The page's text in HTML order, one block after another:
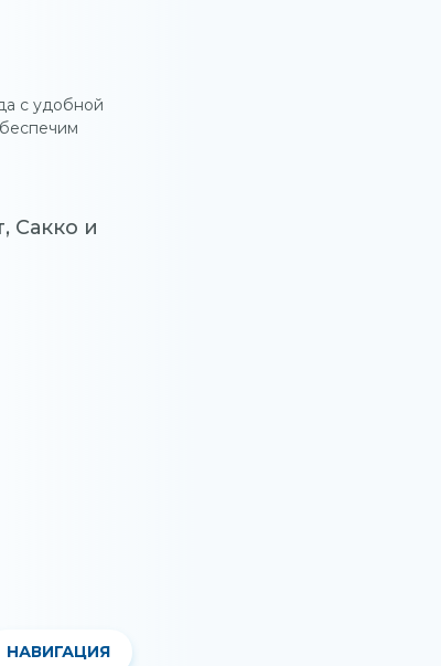
с удобной
Сакко и
НАВИГАЦИЯ